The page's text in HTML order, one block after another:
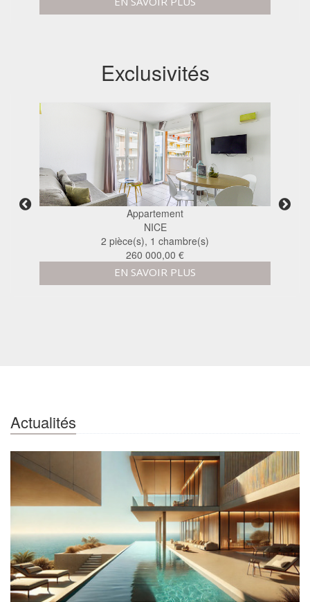
Exclusivités
Appartement
NICE
2 pièce(s), 1 chambre(s)
808,00 € / mois
EN SAVOIR PLUS
Actualités